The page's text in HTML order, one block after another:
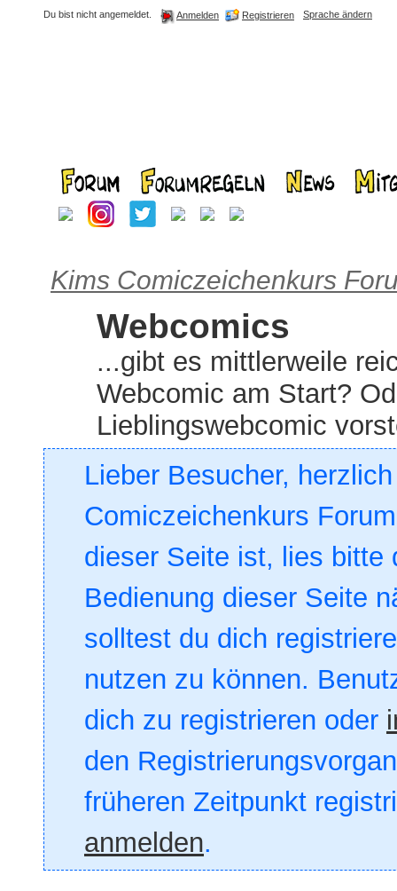
Du bist nicht angemeldet. Anmelden Registrieren Sprache ändern
Kims Comiczeichenkurs
Webcomics
...gibt es mittlerweile
Webcomic am Start?
Lieblingswebcomic
Lieber Besucher,
Comiczeichenkurs
dieser Seite ist, lies bitte
Bedienung dieser Seite
solltest du dich
nutzen zu können.
dich zu registrieren oder
den
früheren Zeitpunkt
anmelden.